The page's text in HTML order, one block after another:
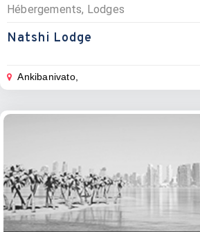
Hébergements, Lodges
Natshi Lodge
Ankibanivato,